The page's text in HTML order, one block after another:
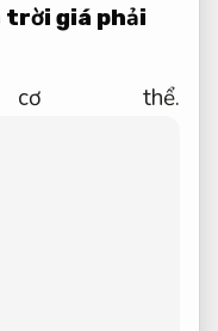
trời giá phải
thể.